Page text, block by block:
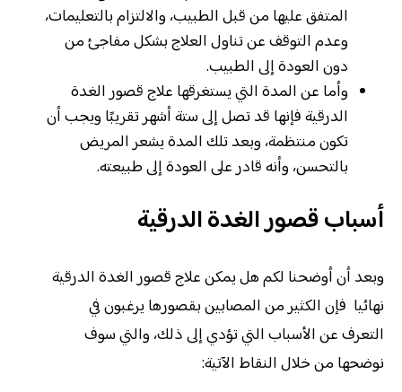
المتفق عليها من قبل الطبيب، والالتزام بالتعليمات،
وعدم التوقف عن تناول العلاج بشكل مفاجئ من
دون العودة إلى الطبيب.
وأما عن المدة التي يستغرقها علاج قصور الغدة
الدرقية فإنها قد تصل إلى ستة أشهر تقريبًا ويجب أن
تكون منتظمة، وبعد تلك المدة يشعر المريض
بالتحسن، وأنه قادر على العودة إلى طبيعته.
أسباب قصور الغدة الدرقية
وبعد أن أوضحنا لكم هل يمكن علاج قصور الغدة الدرقية
نهائيا فإن الكثير من المصابين بقصورها يرغبون في
التعرف عن الأسباب التي تؤدي إلى ذلك، والتي سوف
نوضحها من خلال النقاط الآتية: